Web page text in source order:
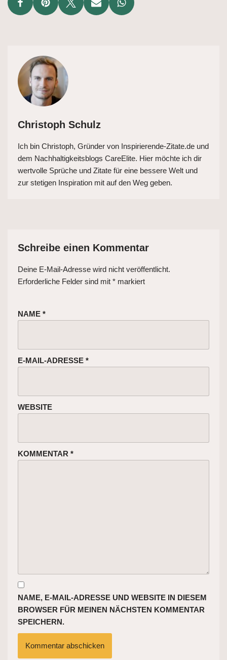
Christoph Schulz
Ich bin Christoph, Gründer von Inspirierende-Zitate.de und
dem Nachhaltigkeitsblogs CareElite. Hier möchte ich dir
wertvolle Sprüche und Zitate für eine bessere Welt und
zur stetigen Inspiration mit auf den Weg geben.
Schreibe einen Kommentar
Deine E-Mail-Adresse wird nicht veröffentlicht.
Erforderliche Felder sind mit * markiert
NAME *
E-MAIL-ADRESSE *
WEBSITE
KOMMENTAR *
NAME, E-MAIL-ADRESSE UND WEBSITE IN DIESEM
BROWSER FÜR MEINEN NÄCHSTEN KOMMENTAR
SPEICHERN.